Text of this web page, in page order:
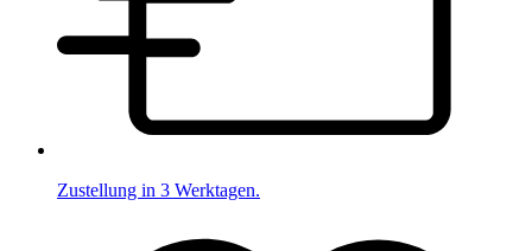
Zustellung in 3 Werktagen.